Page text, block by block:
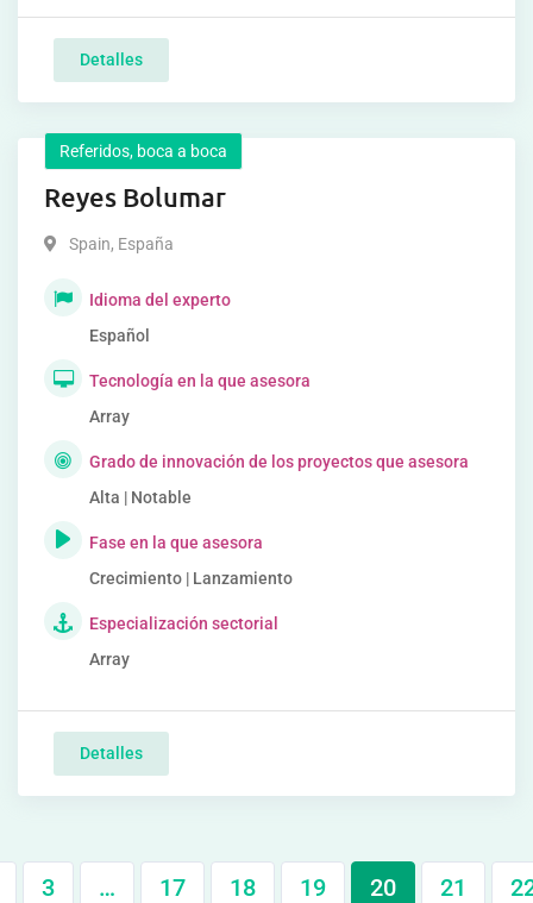
Detalles
Referidos, boca a boca
Reyes Bolumar
Spain, España
Idioma del experto
Español
Tecnología en la que asesora
Array
Grado de innovación de los proyectos que asesora
Alta | Notable
Fase en la que asesora
Crecimiento | Lanzamiento
Especialización sectorial
Array
Detalles
3 … 17 18 19 20 21